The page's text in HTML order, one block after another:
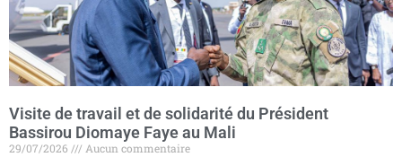
Visite de travail et de solidarité du Président
Bassirou Diomaye Faye au Mali
29/07/2026
Aucun commentaire